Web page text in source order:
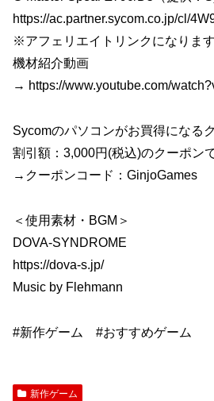
https://ac.partner.sycom.co.jp/cl/
※アフェリエイトリンクになります
機材紹介動画
→ https://www.youtube.com/
Sycomのパソコンがお買得になる
割引額：3,000円(税込)のクーポン
→クーポンコード：GinjoGames
＜使用素材・BGM＞
DOVA-SYNDROME
https://dova-s.jp/
Music by Flehmann
#新作ゲーム #おすすめゲーム
新作ゲーム